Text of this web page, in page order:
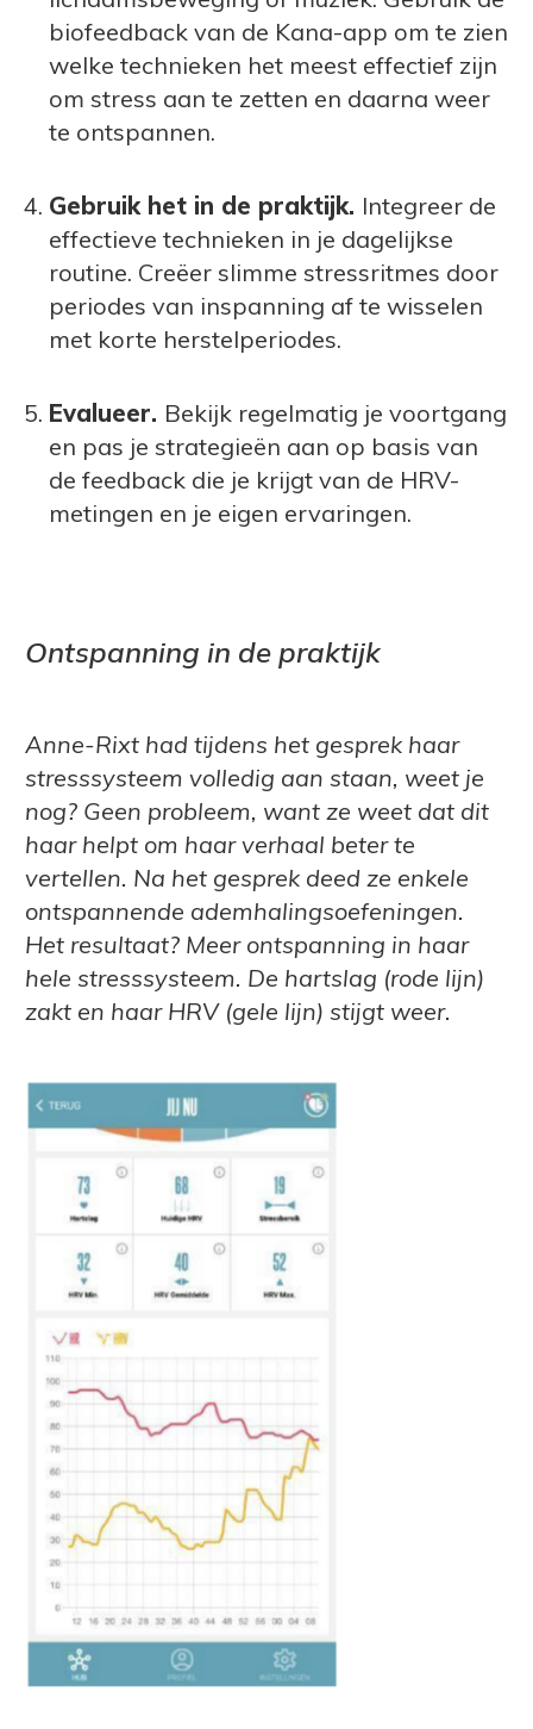
biofeedback van de Kana-app om te zien
welke technieken het meest effectief zijn
om stress aan te zetten en daarna weer
te ontspannen.
Gebruik het in de praktijk. Integreer de
effectieve technieken in je dagelijkse
routine. Creëer slimme stressritmes door
periodes van inspanning af te wisselen
met korte herstelperiodes.
Evalueer. Bekijk regelmatig je voortgang
en pas je strategieën aan op basis van
de feedback die je krijgt van de HRV-
metingen en je eigen ervaringen.
Ontspanning in de praktijk
Anne-Rixt had tijdens het gesprek haar
stresssysteem volledig aan staan, weet je
nog? Geen probleem, want ze weet dat dit
haar helpt om haar verhaal beter te
vertellen. Na het gesprek deed ze enkele
ontspannende ademhalingsoefeningen.
Het resultaat? Meer ontspanning in haar
hele stresssysteem. De hartslag (rode lijn)
zakt en haar HRV (gele lijn) stijgt weer.